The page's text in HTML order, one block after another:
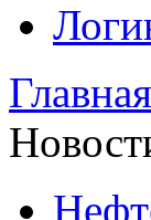
Главная